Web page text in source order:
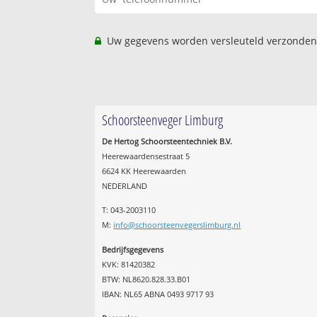
Uw gegevens worden versleuteld
Schoorsteenveger Limburg
De Hertog Schoorsteentechniek B.V.
Heerewaardensestraat 5
6624 KK Heerewaarden
NEDERLAND
T: 043-2003110
M: info@schoorsteenvegerslimburg.nl
Bedrijfsgegevens
KVK: 81420382
BTW: NL8620.828.33.B01
IBAN: NL65 ABNA 0493 9717 93